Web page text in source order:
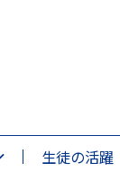
生徒の活躍